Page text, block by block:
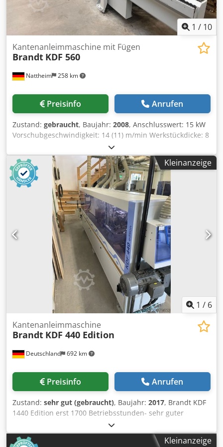
1 / 10
Nattheim 258 km
Kantenanleimmaschine mit Fügen
Brandt KDF 560
Preisinfo Anrufen
Zustand: gebraucht, Baujahr: 2008, Anschlusswert: 15 kW
Vorschubgeschwindigkeit: 14 (11) m/min Werkstückdicke: 8
- 60 mm Kantendicke: 0,4 - 8 mm Rollentrennen: max. 3,0 x
45 / 0,8 x 65 mm Absaugdurchmesser: 120 / 160 / 100 mm
Arbeitshöhe: 950 mm Maße: 6260 x 1560 x 2300 mm
Gewicht: ca. 3000 kg Csdpfsy Ruzqsx Abwsrf Lagerort:
Lieferant
Kleinanzeige
1 / 6
Deutschland 692 km
Kantenanleimmaschine
Brandt KDF 440 Edition
Preisinfo Anrufen
Zustand: sehr gut (gebraucht), Baujahr: 2017, Brandt KDF
1440 Edition erst 1700 Betriebsstunden- sehr guter
Zustand – kann auch mit Vorheizstation XES 200 Autark (+ €
4500,-) geliefert werden ÜBERSICHT DER
AGGREGATEBESTÜCKUNG: Crjdpfezb Iggox AbwsfKleinanzeige